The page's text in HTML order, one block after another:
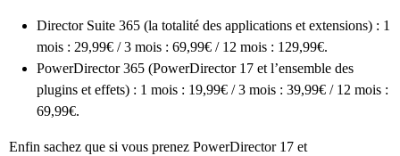
Director Suite 365 (la totalité des applications et extensions) : 1
mois : 29,99€ / 3 mois : 69,99€ / 12 mois : 129,99€.
PowerDirector 365 (PowerDirector 17 et l’ensemble des
plugins et effets) : 1 mois : 19,99€ / 3 mois : 39,99€ / 12 mois :
69,99€.
Enfin sachez que si vous prenez PowerDirector 17 et